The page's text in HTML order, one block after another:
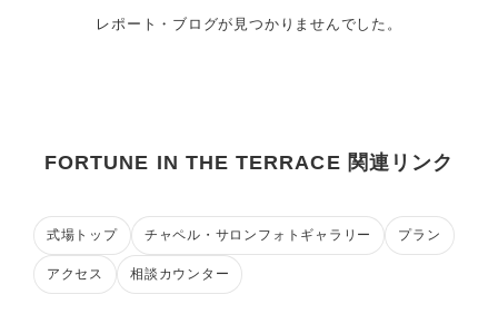
レポート・ブログが見つかりませんでした。
FORTUNE IN THE TERRACE 関連リンク
式場トップ チャペル・サロンフォトギャラリー プラン
アクセス 相談カウンター